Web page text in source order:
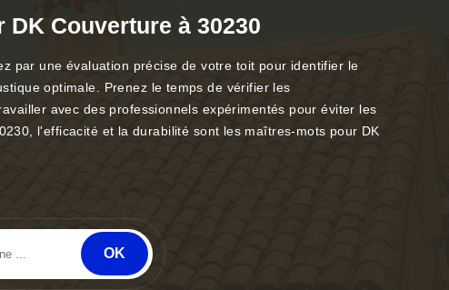
Couverture à 30230
par une évaluation précise de votre toit pour identifier le
optimale. Prenez le temps de vérifier les
avec des professionnels expérimentés pour éviter les
l'efficacité et la durabilité sont les maîtres-mots pour DK